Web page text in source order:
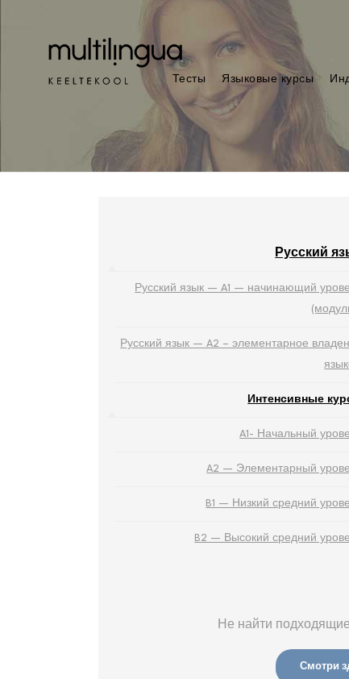
Тесты Языковые курсы
Русский
Русский язык — A1 — начинающий
Русский язык — A2 – элементарное
Интенсивные
A1- Начальный
A2 — Элементарный
B1 — Низкий средний
B2 — Высокий средний
Не найти
Смотри